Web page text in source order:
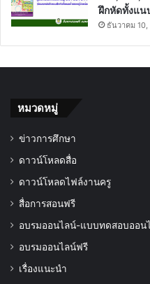
ฝึกหัดทั้งแน
ธันวาคม
หมวดหมู่
ข่าวการศึกษา
ดาวน์โหลดสื่อ
ดาวน์โหลดไฟล์งานครู
สื่อการสอนฟรี
อบรมออนไลน์-แบบทดสอบออน
อบรมออนไลน์ฟรี
เรื่องแนะนำ